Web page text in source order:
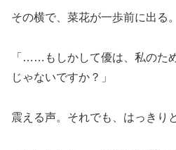
その横で、菜花が一歩前に出る。
「……もしかして優は、私のた
じゃないですか？」
震える声。それでも、はっきり